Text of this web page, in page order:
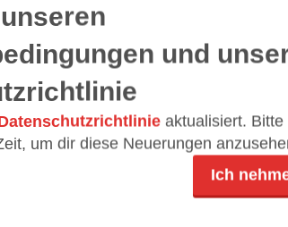
30 Rezensionen anzeigen
und
aktualisiert. Bitte
um dir diese Neuerungen
Ich